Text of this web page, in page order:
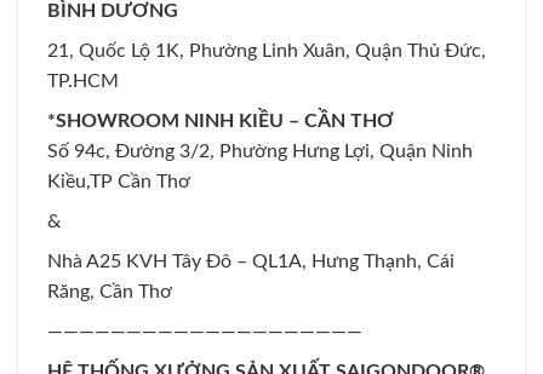
BÌNH DƯƠNG
21, Quốc Lộ 1K, Phường Linh Xuân, Quận Thủ Đức,
TP.HCM
*SHOWROOM NINH KIỀU – CẦN THƠ
Số 94c, Đường 3/2, Phường Hưng Lợi, Quận Ninh
Kiều,TP Cần Thơ
&
Nhà A25 KVH Tây Đô – QL1A, Hưng Thạnh, Cái
Răng, Cần Thơ
————————————————————